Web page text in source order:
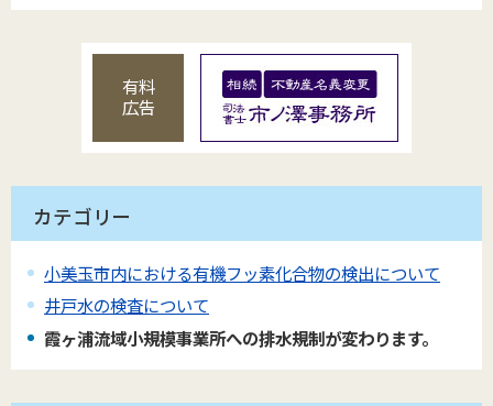
有料
広告
カテゴリー
小美玉市内における有機フッ素化合物の検出について
井戸水の検査について
霞ヶ浦流域小規模事業所への排水規制が変わります。